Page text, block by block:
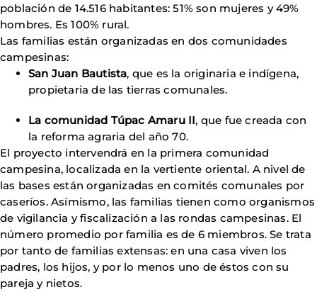
población de 14.516 habitantes: 51% son mujeres y 49%
hombres. Es 100% rural.
Las familias están organizadas en dos comunidades
campesinas:
San Juan Bautista, que es la originaria e indígena,
propietaria de las tierras comunales.
La comunidad Túpac Amaru II, que fue creada con
la reforma agraria del año 70.
El proyecto intervendrá en la primera comunidad
campesina, localizada en la vertiente oriental. A nivel de
las bases están organizadas en comités comunales por
caseríos. Asímismo, las familias tienen como organismos
de vigilancia y fiscalización a las rondas campesinas. El
número promedio por familia es de 6 miembros. Se trata
por tanto de familias extensas: en una casa viven los
padres, los hijos, y por lo menos uno de éstos con su
pareja y nietos.